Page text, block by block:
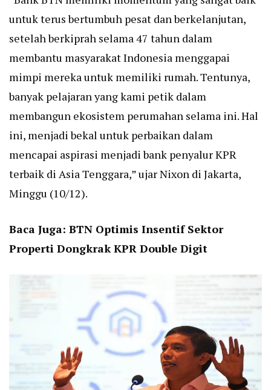
untuk terus bertumbuh pesat dan berkelanjutan,
setelah berkiprah selama 47 tahun dalam
membantu masyarakat Indonesia menggapai
mimpi mereka untuk memiliki rumah. Tentunya,
banyak pelajaran yang kami petik dalam
membangun ekosistem perumahan selama ini. Hal
ini, menjadi bekal untuk perbaikan dalam
mencapai aspirasi menjadi bank penyalur KPR
terbaik di Asia Tenggara,” ujar Nixon di Jakarta,
Minggu (10/12).
Baca Juga: BTN Optimis Insentif Sektor
Properti Dongkrak KPR Double Digit